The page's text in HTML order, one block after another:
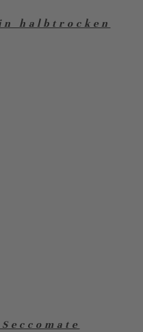
halbtrocken